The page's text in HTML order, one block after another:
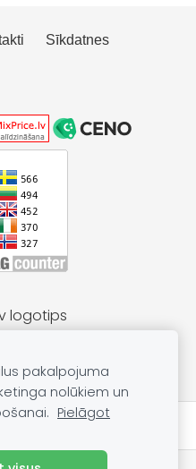
Sīkdatnes
par mums Google
pakalpojuma
nolūkiem un
Pielāgot